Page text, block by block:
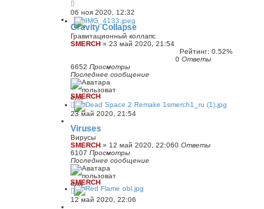
06 ноя 2020, 12:32
Gravity Collapse
Гравитационный коллапс
SMERCH » 23 май 2020, 21:54
Рейтинг: 0.52%
0 Ответы
6652 Просмотры
Последнее сообщение
SMERCH
23 май 2020, 21:54
Viruses
Вирусы
SMERCH » 12 май 2020, 22:060 Ответы
6107 Просмотры
Последнее сообщение
SMERCH
12 май 2020, 22:06